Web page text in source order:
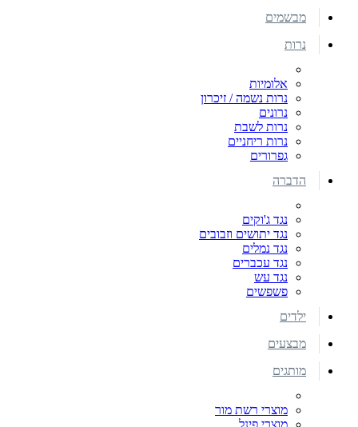
מבשמים
נרות
אלומיות
נרות נשמה / זיכרון
נרונים
נרות לשבת
נרות ריחניים
גפרורים
הדברה
נגד ג'וקים
נגד יתושים וזבובים
נגד נמלים
נגד עכברים
נגד עש
פשפשים
ילדים
מבצעים
מותגים
מוצרי רשת מור
מוצרי פינל